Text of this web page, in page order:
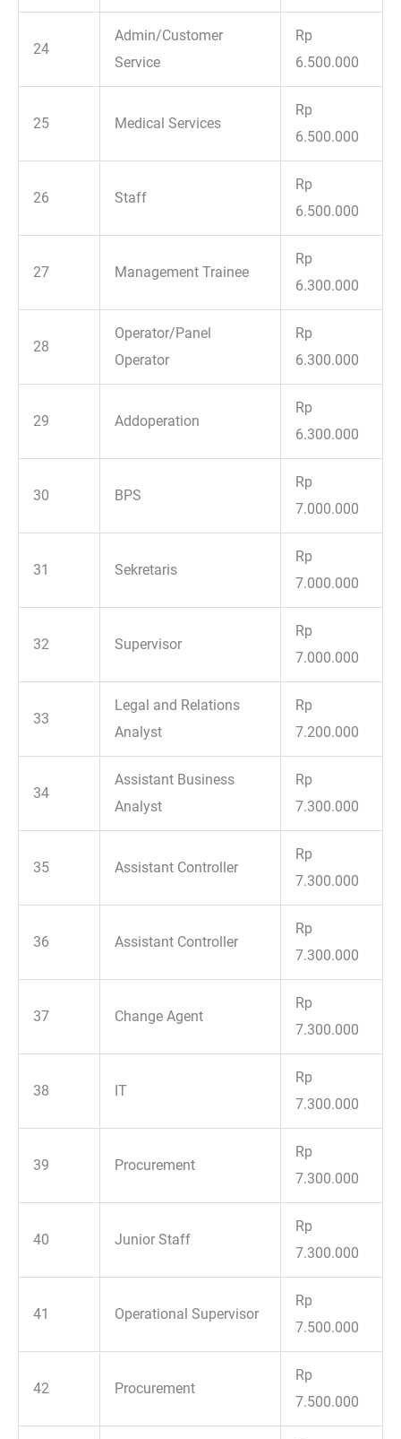
24
Admin/Customer
Service
Rp
6.500.000
25 Medical Services
Rp
6.500.000
26 Staff
Rp
6.500.000
27 Management Trainee
Rp
6.300.000
28
Operator/Panel
Operator
Rp
6.300.000
29 Addoperation
Rp
6.300.000
30 BPS
Rp
7.000.000
31 Sekretaris
Rp
7.000.000
32 Supervisor
Rp
7.000.000
33
Legal and Relations
Analyst
Rp
7.200.000
34
Assistant Business
Analyst
Rp
7.300.000
35 Assistant Controller
Rp
7.300.000
36 Assistant Controller
Rp
7.300.000
37 Change Agent
Rp
7.300.000
38 IT
Rp
7.300.000
39 Procurement
Rp
7.300.000
40 Junior Staff
Rp
7.300.000
41 Operational Supervisor
Rp
7.500.000
42 Procurement
Rp
7.500.000